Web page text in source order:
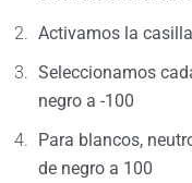
Activamos la casilla
Seleccionamos
negro a -100
Para blancos,
de negro a 100